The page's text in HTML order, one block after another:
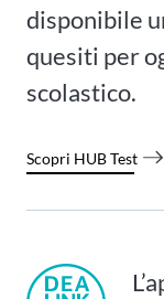
disponibile
quesiti per
scolastico.
Scopri HUB Test